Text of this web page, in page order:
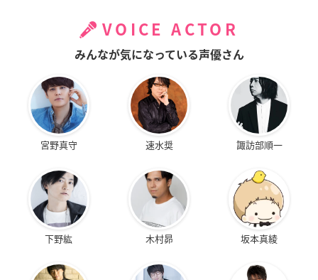
VOICE ACTOR
みんなが気になっている声優さん
宮野真守 速水奨 諏訪部順一
下野紘 木村昴 坂本真綾